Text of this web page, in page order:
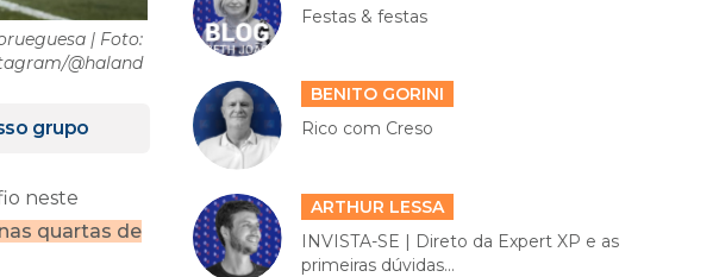
| Foto:
@haland
grupo
neste
quartas de
Festas & festas
BENITO GORINI
Rico com Creso
ARTHUR LESSA
INVISTA-SE | Direto da Expert XP e as
primeiras dúvidas...